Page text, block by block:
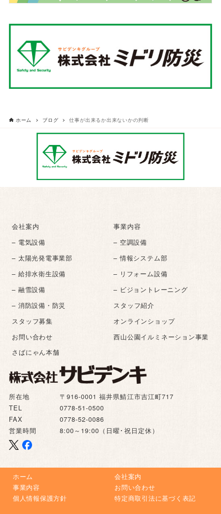
ホーム ブログ 仕事が出来るか出来ないかの判断
所在地
〒916-0001 福井県鯖江市吉江町717
TEL
0778-51-0500
FAX
0778-52-0086
営業時間
8:00～19:00（日曜･祝日定休）
会社案内
事業内容
– 電気設備
– 空調設備
– 太陽光発電事業部
– 情報システム部
– 給排水衛生設備
– リフォーム設備
– 融雪設備
– ビジョントレーニング
– 消防設備・防災
スタッフ紹介
スタッフ募集
オンラインショップ
お問い合わせ
西山公園イルミネーション事業
さばにゃん本舗
ホーム
会社案内
事業内容
お問い合わせ
個人情報保護方針
特定商取引法に基づく表記